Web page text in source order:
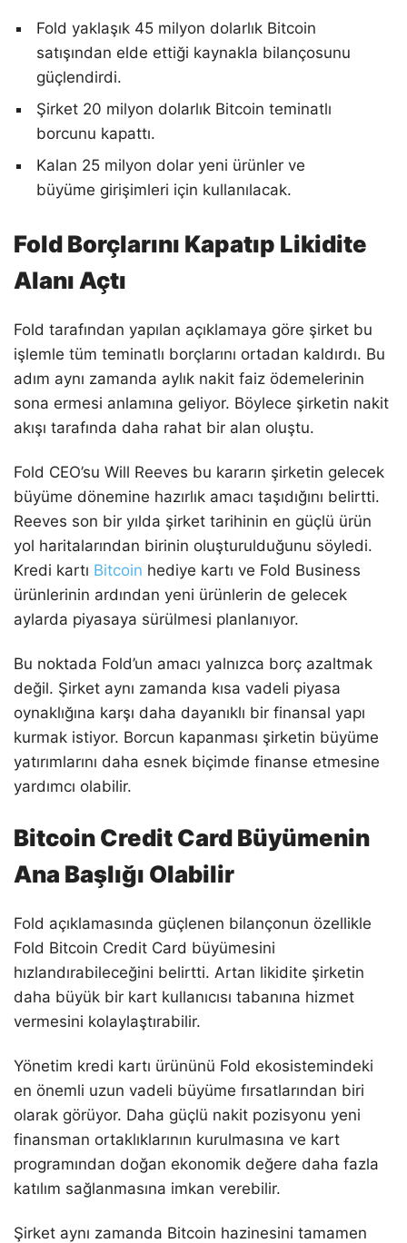
Fold yaklaşık 45 milyon dolarlık Bitcoin
satışından elde ettiği kaynakla bilançosunu
güçlendirdi.
Şirket 20 milyon dolarlık Bitcoin teminatlı
borcunu kapattı.
Kalan 25 milyon dolar yeni ürünler ve
büyüme girişimleri için kullanılacak.
Fold Borçlarını Kapatıp Likidite
Alanı Açtı
Fold tarafından yapılan açıklamaya göre şirket bu
işlemle tüm teminatlı borçlarını ortadan kaldırdı. Bu
adım aynı zamanda aylık nakit faiz ödemelerinin
sona ermesi anlamına geliyor. Böylece şirketin nakit
akışı tarafında daha rahat bir alan oluştu.
Fold CEO’su Will Reeves bu kararın şirketin gelecek
büyüme dönemine hazırlık amacı taşıdığını belirtti.
Reeves son bir yılda şirket tarihinin en güçlü ürün
yol haritalarından birinin oluşturulduğunu söyledi.
Kredi kartı Bitcoin hediye kartı ve Fold Business
ürünlerinin ardından yeni ürünlerin de gelecek
aylarda piyasaya sürülmesi planlanıyor.
Bu noktada Fold’un amacı yalnızca borç azaltmak
değil. Şirket aynı zamanda kısa vadeli piyasa
oynaklığına karşı daha dayanıklı bir finansal yapı
kurmak istiyor. Borcun kapanması şirketin büyüme
yatırımlarını daha esnek biçimde finanse etmesine
yardımcı olabilir.
Bitcoin Credit Card Büyümenin
Ana Başlığı Olabilir
Fold açıklamasında güçlenen bilançonun özellikle
Fold Bitcoin Credit Card büyümesini
hızlandırabileceğini belirtti. Artan likidite şirketin
daha büyük bir kart kullanıcısı tabanına hizmet
vermesini kolaylaştırabilir.
Yönetim kredi kartı ürününü Fold ekosistemindeki
en önemli uzun vadeli büyüme fırsatlarından biri
olarak görüyor. Daha güçlü nakit pozisyonu yeni
finansman ortaklıklarının kurulmasına ve kart
programından doğan ekonomik değere daha fazla
katılım sağlanmasına imkan verebilir.
Şirket aynı zamanda Bitcoin hazinesini tamamen